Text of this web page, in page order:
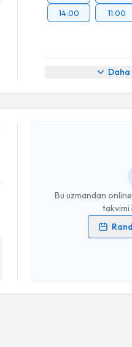
14:00
11:00
Bu uzmandan
takvimi
Kişisel verilerimin